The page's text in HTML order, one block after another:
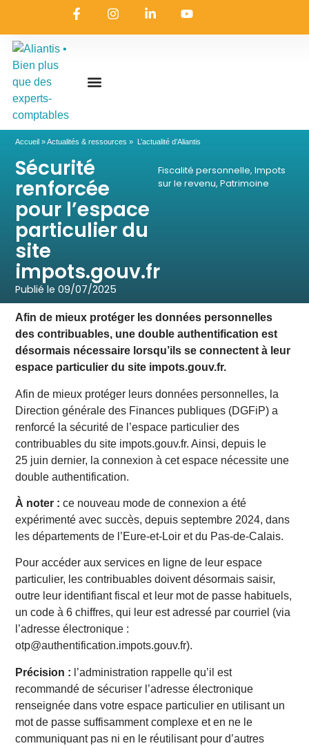
Accueil »Actualités & ressources » L’actualité d’Aliantis
Sécurité
renforcée
pour l’espace
particulier du
site
impots.gouv.fr
Publié le09/07/2025
Fiscalité personnelle, Impots
sur le revenu, Patrimoine
Afin de mieux protéger les données personnelles
des contribuables, une double authentification est
désormais nécessaire lorsqu’ils se connectent à leur
espace particulier du site impots.gouv.fr.
Afin de mieux protéger leurs données personnelles, la
Direction générale des Finances publiques (DGFiP) a
renforcé la sécurité de l’espace particulier des
contribuables du site impots.gouv.fr. Ainsi, depuis le
25 juin dernier, la connexion à cet espace nécessite une
double authentification.
À noter :ce nouveau mode de connexion a été
expérimenté avec succès, depuis septembre 2024, dans
les départements de l’Eure-et-Loir et du Pas-de-Calais.
Pour accéder aux services en ligne de leur espace
particulier, les contribuables doivent désormais saisir,
outre leur identifiant fiscal et leur mot de passe habituels,
un code à 6 chiffres, qui leur est adressé par courriel (via
l’adresse électronique :
otp@authentification.impots.gouv.fr).
Précision : l’administration rappelle qu’il est
recommandé de sécuriser l’adresse électronique
renseignée dans votre espace particulier en utilisant un
mot de passe suffisamment complexe et en ne le
communiquant pas ni en le réutilisant pour d’autres